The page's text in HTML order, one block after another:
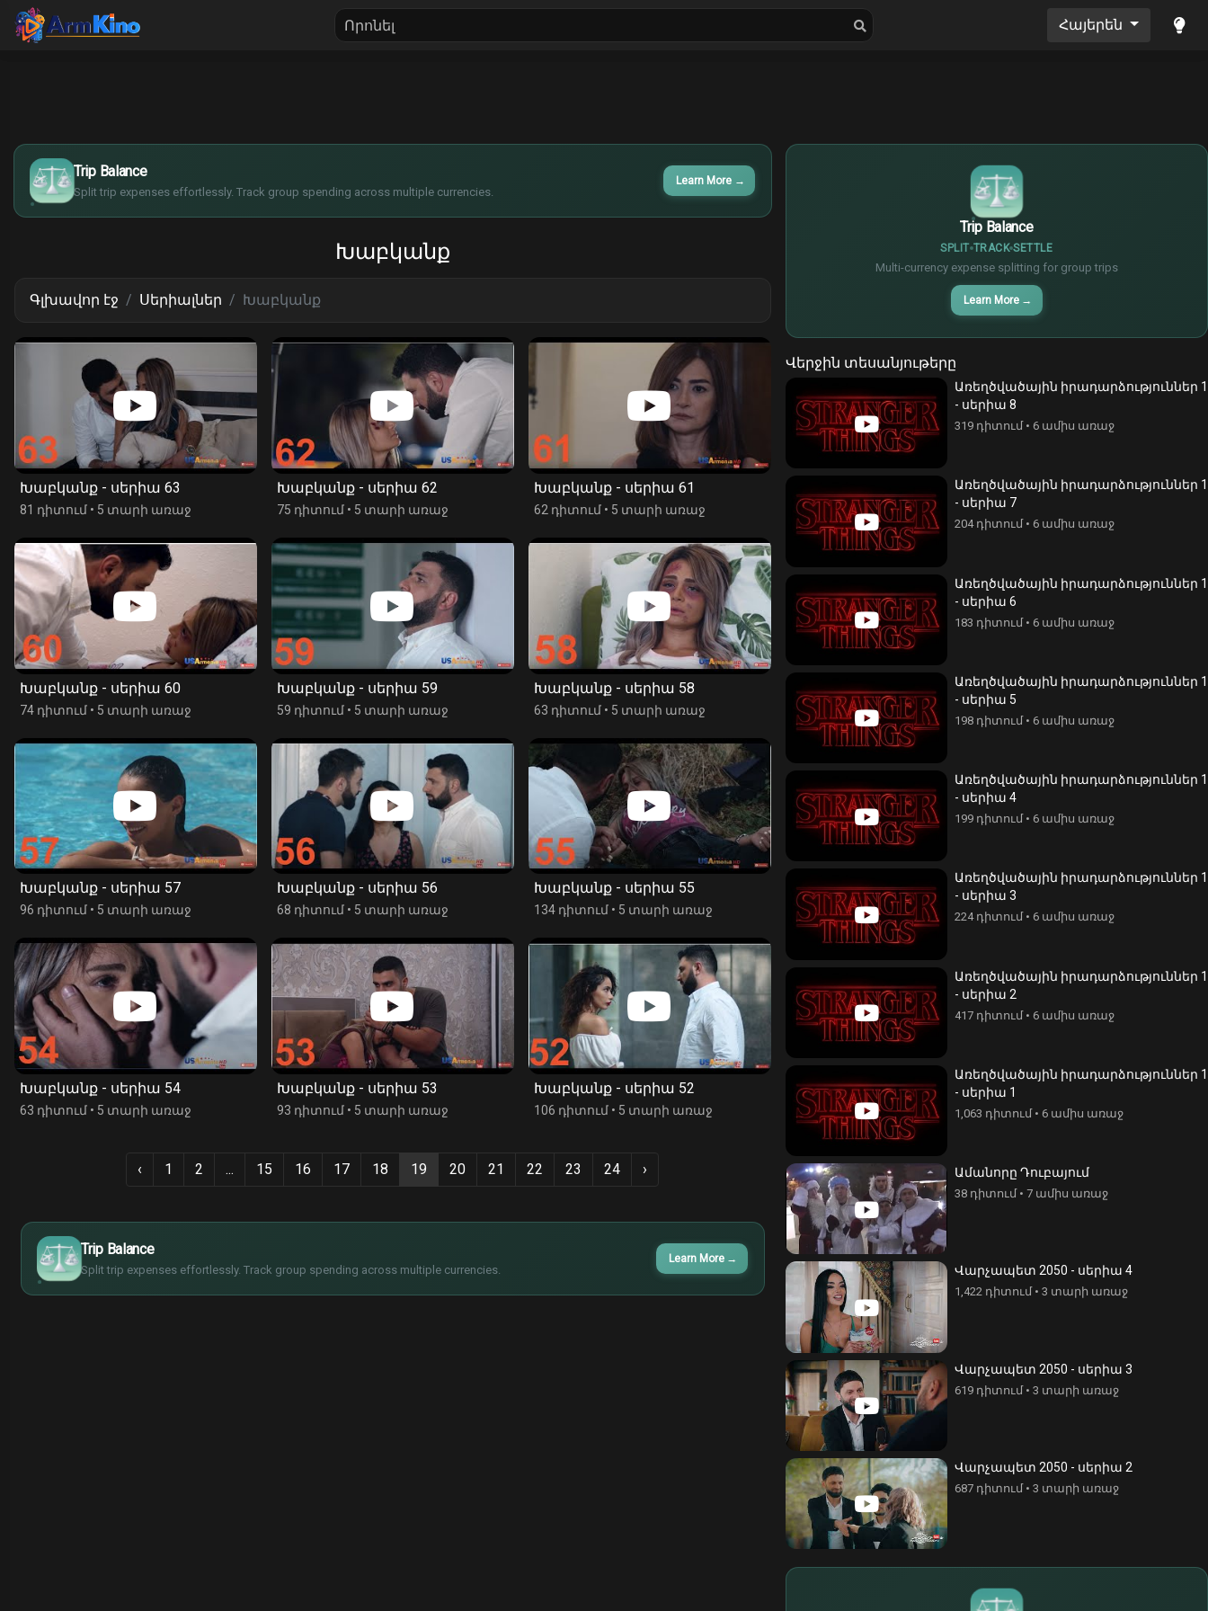
Հայերեն
Գլխավոր էջ Սերիալներ Մուլտֆիլմեր Երաժշտություններ
Trip Balance
Split trip expenses effortlessly. Track group spending across multiple currencies.
Learn More→
€
¥
£
Խաբկանք
Գլխավոր էջ Սերիալներ Խաբկանք
Խաբկանք - սերիա 63
81 դիտում • 5 տարի առաջ
Խաբկանք - սերիա 62
75 դիտում• 5 տարի առաջ
Խաբկանք - սերիա 61
62 դիտում• 5 տարի առաջ
Խաբկանք - սերիա 60
74 դիտում • 5 տարի առաջ
Խաբկանք - սերիա 59
59 դիտում• 5 տարի առաջ
Խաբկանք - սերիա 58
63 դիտում• 5 տարի առաջ
Խաբկանք - սերիա 57
96 դիտում • 5 տարի առաջ
Խաբկանք - սերիա 56
68 դիտում• 5 տարի առաջ
Խաբկանք - սերիա 55
134 դիտում• 5 տարի առաջ
Խաբկանք - սերիա 54
63 դիտում • 5 տարի առաջ
Խաբկանք - սերիա 53
93 դիտում• 5 տարի առաջ
Խաբկանք - սերիա 52
106 դիտում• 5 տարի առաջ
‹ 1 2 ... 15 16 17 18 19 20 21 22 23 24 ›
Trip Balance
Split trip expenses effortlessly. Track group spending across multiple currencies.
Learn More →
€
¥
£
Trip Balance
SPLIT TRACK SETTLE
Multi-currency expense splitting for group trips
Learn More →
Վերջին տեսանյութերը
Առեղծվածային իրադարձություններ 1
- սերիա 8
319 դիտում• 6 ամիս առաջ
Առեղծվածային իրադարձություններ 1
- սերիա 7
204 դիտում• 6 ամիս առաջ
Առեղծվածային իրադարձություններ 1
- սերիա 6
183 դիտում• 6 ամիս առաջ
Առեղծվածային իրադարձություններ 1
- սերիա 5
198 դիտում• 6 ամիս առաջ
Առեղծվածային իրադարձություններ 1
- սերիա 4
199 դիտում• 6 ամիս առաջ
Առեղծվածային իրադարձություններ 1
- սերիա 3
224 դիտում• 6 ամիս առաջ
Առեղծվածային իրադարձություններ 1
- սերիա 2
417 դիտում• 6 ամիս առաջ
Առեղծվածային իրադարձություններ 1
- սերիա 1
1,063 դիտում• 6 ամիս առաջ
Ամանորը Դուբայում
38 դիտում• 7 ամիս առաջ
Վարչապետ 2050 - սերիա 4
1,422 դիտում• 3 տարի առաջ
Վարչապետ 2050 - սերիա 3
619 դիտում• 3 տարի առաջ
Վարչապետ 2050 - սերիա 2
687 դիտում• 3 տարի առաջ